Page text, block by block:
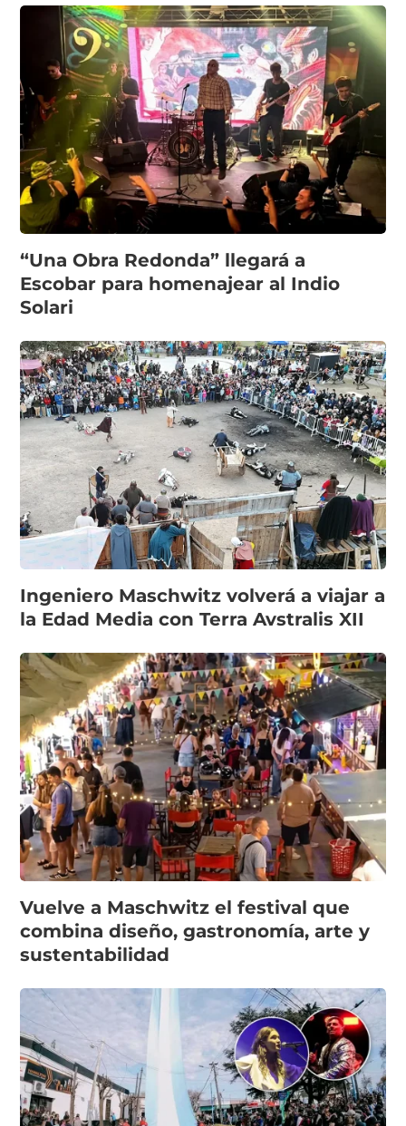
“Una Obra Redonda” llegará a
Escobar para homenajear al Indio
Solari
Ingeniero Maschwitz volverá a viajar a
la Edad Media con Terra Avstralis XII
Vuelve a Maschwitz el festival que
combina diseño, gastronomía, arte y
sustentabilidad